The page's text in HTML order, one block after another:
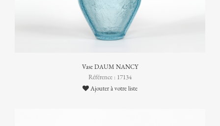
Vase DAUM NANCY
Référence : 17134
Ajouter à votre liste